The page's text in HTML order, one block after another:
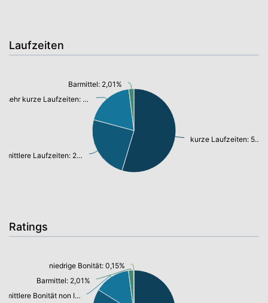
Laufzeiten
kurze Laufzeiten: 54,64%
mittlere Laufzeiten: 24,54%
sehr kurze Laufzeiten: 18,81%
Barmittel: 2,01%
Ratings
mittlere Bonität non IG: 13,97%
Barmittel: 2,01%
niedrige Bonität: 0,15%